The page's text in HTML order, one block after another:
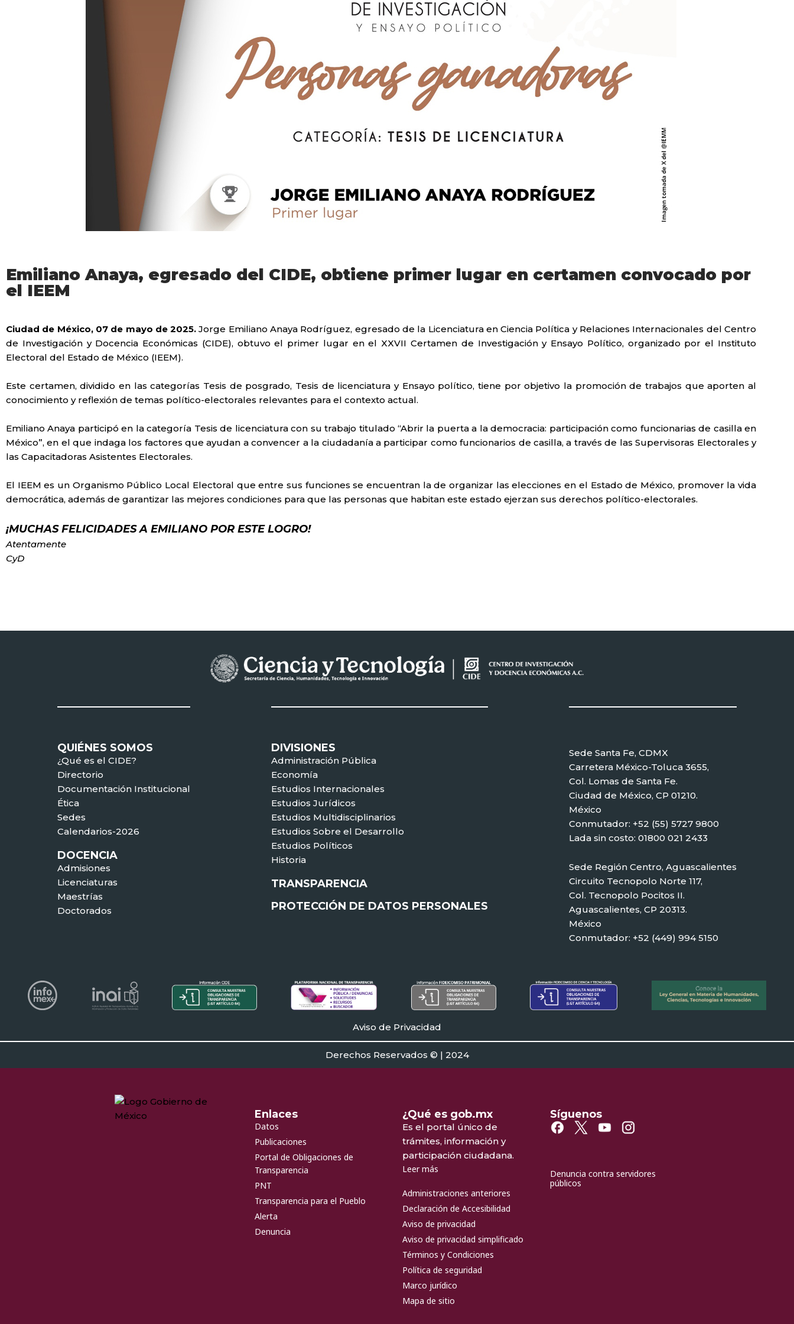
Emiliano Anaya, egresado del CIDE, obtiene primer lugar en certamen convocado por
el IEEM
Ciudad de México, 07 de mayo de 2025. Jorge Emiliano Anaya Rodríguez, egresado de la Licenciatura en Ciencia Política y Relaciones Internacionales del Centro
de Investigación y Docencia Económicas (CIDE), obtuvo el primer lugar en el XXVII Certamen de Investigación y Ensayo Político, organizado por el Instituto
Electoral del Estado de México (IEEM).
Este certamen, dividido en las categorías Tesis de posgrado, Tesis de licenciatura y Ensayo político, tiene por objetivo la promoción de trabajos que aporten al
conocimiento y reflexión de temas político-electorales relevantes para el contexto actual.
Emiliano Anaya participó en la categoría Tesis de licenciatura con su trabajo titulado “Abrir la puerta a la democracia: participación como funcionarias de casilla en
México”, en el que indaga los factores que ayudan a convencer a la ciudadanía a participar como funcionarios de casilla, a través de las Supervisoras Electorales y
las Capacitadoras Asistentes Electorales.
El IEEM es un Organismo Público Local Electoral que entre sus funciones se encuentran la de organizar las elecciones en el Estado de México, promover la vida
democrática, además de garantizar las mejores condiciones para que las personas que habitan este estado ejerzan sus derechos político-electorales.
¡MUCHAS FELICIDADES A EMILIANO POR ESTE LOGRO!
Atentamente
CyD
QUIÉNES SOMOS
¿Qué es el CIDE?
Directorio
Documentación Institucional
Ética
Sedes
Calendarios-2026
DOCENCIA
Admisiones
Licenciaturas
Maestrías
Doctorados
DIVISIONES
Administración Pública
Economía
Estudios Internacionales
Estudios Jurídicos
Estudios Multidisciplinarios
Estudios Sobre el Desarrollo
Estudios Políticos
Historia
TRANSPARENCIA
PROTECCIÓN DE DATOS PERSONALES
Sede Santa Fe, CDMX
Carretera México-Toluca 3655,
Col. Lomas de Santa Fe.
Ciudad de México, CP 01210.
México
Conmutador: +52 (55) 5727 9800
Lada sin costo: 01800 021 2433
Sede Región Centro, Aguascalientes
Circuito Tecnopolo Norte 117,
Col. Tecnopolo Pocitos II.
Aguascalientes, CP 20313.
México
Conmutador: +52 (449) 994 5150
Aviso de Privacidad
Derechos Reservados © | 2024
Enlaces
Datos
Publicaciones
Portal de Obligaciones de
Transparencia
PNT
Transparencia para el Pueblo
Alerta
Denuncia
¿Qué es gob.mx
Es el portal único de
trámites, información y
participación ciudadana.
Leer más
Administraciones anteriores
Declaración de Accesibilidad
Aviso de privacidad
Aviso de privacidad simplificado
Términos y Condiciones
Política de seguridad
Marco jurídico
Mapa de sitio
Síguenos
Denuncia contra servidores
públicos